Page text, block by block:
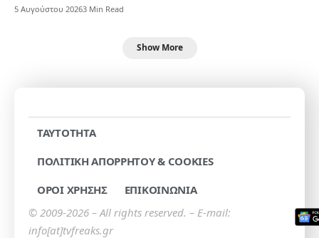
5 Αυγούστου 20263 Min Read
Show More
TAYTOTHTA
ΠΟΛΙΤΙΚΗ ΑΠΟΡΡΗΤΟΥ & COOKIES
ΟΡΟΙ ΧΡΗΣΗΣ
ΕΠΙΚΟΙΝΩΝΙΑ
© 2009-2026 – All rights reserved. – E-mail:
info[at]tvfreaks.gr